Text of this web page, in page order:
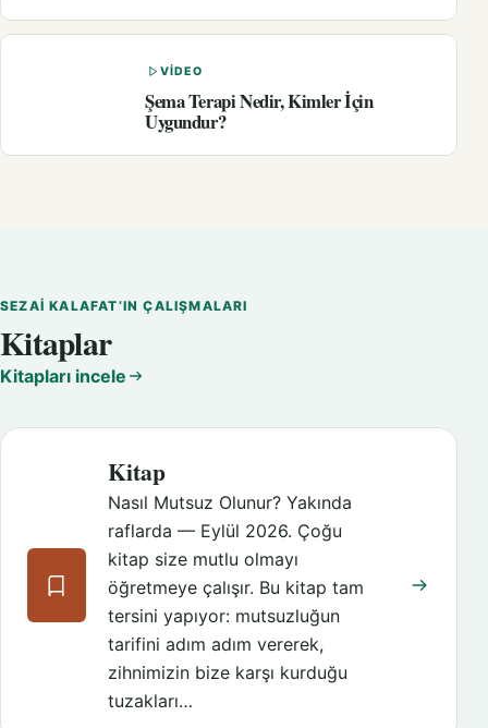
VIDEO
Şema Terapi Nedir, Kimler İçin
Uygundur?
SEZAI KALAFAT’IN ÇALIŞMALARI
Kitaplar
Kitapları incele
Kitap
Nasıl Mutsuz Olunur? Yakında
raflarda — Eylül 2026. Çoğu
kitap size mutlu olmayı
öğretmeye çalışır. Bu kitap tam
tersini yapıyor: mutsuzluğun
tarifini adım adım vererek,
zihnimizin bize karşı kurduğu
tuzakları…